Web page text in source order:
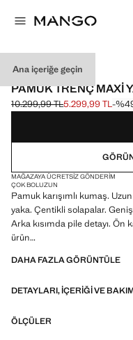
Ana içeriğe geçin
SELECTION
PAMUK TRENÇ MAXI
Üstü çizili ilk fiyat [10.299,99
10.299,99 TL
Güncel fiyat [5.299,99 TL ]
5.299,99 TL-
Bir renk seçin
MAĞAZAYA ÜCRETSIZ GÖNDERIM
ÇOK BOLUZUN
Pamuk karışımlı kumaş.
yaka. Çentikli solapalar.
Arka kısımda pile detayı.
ürün
Özel günler için feminen ve
DAHA FAZLA GÖRÜNTÜLE
DETAYLARI, IÇERIĞI VE
ÖLÇÜLER